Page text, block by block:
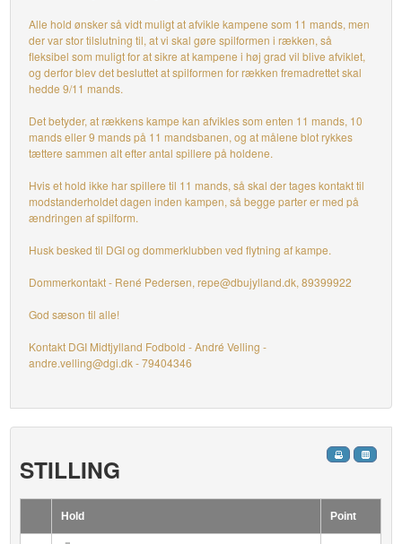
Alle hold ønsker så vidt muligt at afvikle kampene som 11 mands, men
der var stor tilslutning til, at vi skal gøre spilformen i rækken, så
fleksibel som muligt for at sikre at kampene i høj grad vil blive afviklet,
og derfor blev det besluttet at spilformen for rækken fremadrettet skal
hedde 9/11 mands.
Det betyder, at rækkens kampe kan afvikles som enten 11 mands, 10
mands eller 9 mands på 11 mandsbanen, og at målene blot rykkes
tættere sammen alt efter antal spillere på holdene.
Hvis et hold ikke har spillere til 11 mands, så skal der tages kontakt til
modstanderholdet dagen inden kampen, så begge parter er med på
ændringen af spilform.
Husk besked til DGI og dommerklubben ved flytning af kampe.
Dommerkontakt - René Pedersen, repe@dbujylland.dk, 89399922
God sæson til alle!
Kontakt DGI Midtjylland Fodbold - André Velling -
andre.velling@dgi.dk - 79404346
STILLING
Hold Point